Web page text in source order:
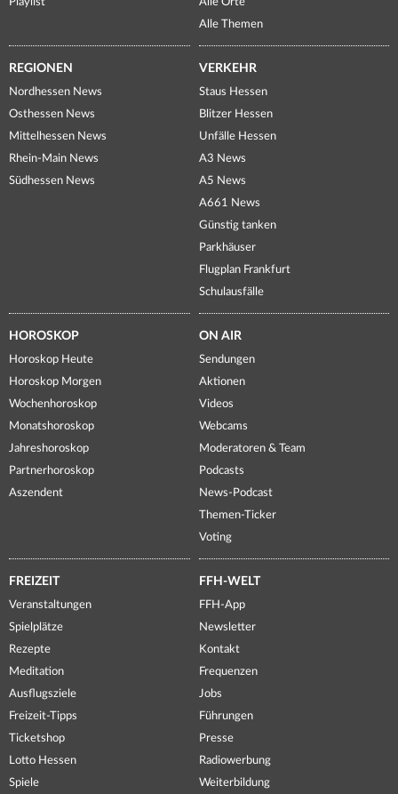
Alle Themen
REGIONEN
Nordhessen News
Osthessen News
Mittelhessen News
Rhein-Main News
Südhessen News
VERKEHR
Staus Hessen
Blitzer Hessen
Unfälle Hessen
A3 News
A5 News
A661 News
Günstig tanken
Parkhäuser
Flugplan Frankfurt
Schulausfälle
HOROSKOP
Horoskop Heute
Horoskop Morgen
Wochenhoroskop
Monatshoroskop
Jahreshoroskop
Partnerhoroskop
Aszendent
ON AIR
Sendungen
Aktionen
Videos
Webcams
Moderatoren & Team
Podcasts
News-Podcast
Themen-Ticker
Voting
FREIZEIT
Veranstaltungen
Spielplätze
Rezepte
Meditation
Ausflugsziele
Freizeit-Tipps
Ticketshop
Lotto Hessen
Spiele
FFH-WELT
FFH-App
Newsletter
Kontakt
Frequenzen
Jobs
Führungen
Presse
Radiowerbung
Weiterbildung